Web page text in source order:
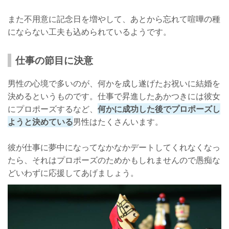
また不用意に記念日を増やして、あとから忘れて喧嘩の種
にならない工夫も込められているようです。
仕事の節目に決意
男性の心境で多いのが、何かを成し遂げたお祝いに結婚を
決めるというものです。仕事で昇進したあかつきには彼女
にプロポーズするなど、 何かに成功した後でプロポーズし
ようと決めている男性はたくさんいます。
彼が仕事に夢中になってなかなかデートしてくれなくなっ
たら、それはプロポーズのためかもしれませんので愚痴な
どいわずに応援してあげましょう。